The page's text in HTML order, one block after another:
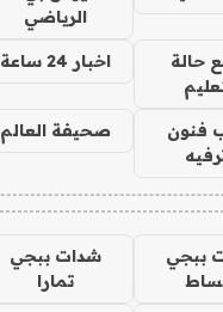
الرياضي
حالة
اخبار 24 ساعة
فنون
صحيفة العالم
ببجي
شدات ببجي
تمارا